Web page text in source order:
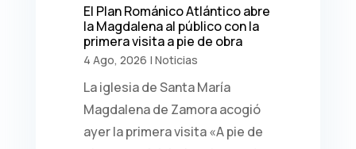
El Plan Románico Atlántico abre
la Magdalena al público con la
primera visita a pie de obra
4 Ago, 2026 | Noticias
La iglesia de Santa María
Magdalena de Zamora acogió
ayer la primera visita «A pie de